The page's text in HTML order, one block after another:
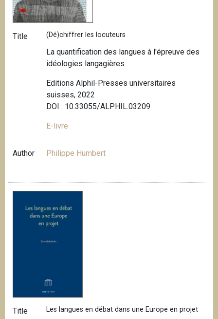
Title (Dé)chiffrer les locuteurs
La quantification des langues à l'épreuve des
idéologies langagières
Editions Alphil-Presses universitaires
suisses, 2022
DOI : 10.33055/ALPHIL.03209
E-livre
Author Philippe Humbert
Title Les langues en débat dans une Europe en projet